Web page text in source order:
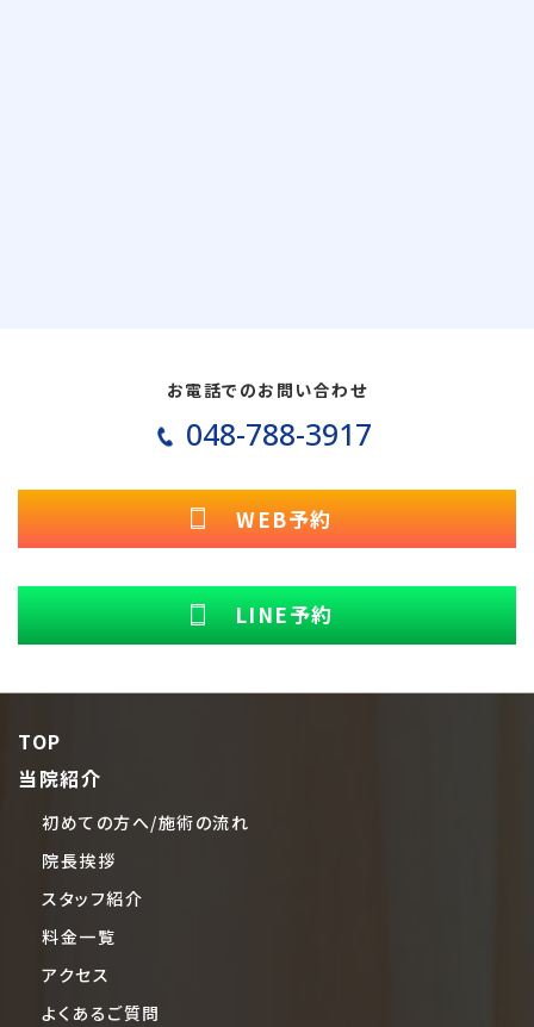
お電話でのお問い合わせ
048-788-3917
WEB予約
LINE予約
TOP
当院紹介
初めての方へ/施術の流れ
院長挨拶
スタッフ紹介
料金一覧
アクセス
よくあるご質問